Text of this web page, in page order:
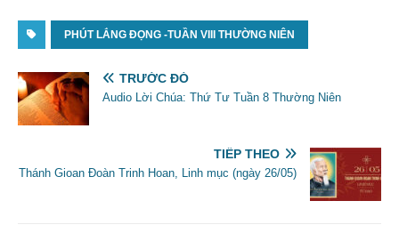
PHÚT LẮNG ĐỌNG -TUẦN VIII THƯỜNG NIÊN
TRƯỚC ĐÓ
Audio Lời Chúa: Thứ Tư Tuần 8 Thường Niên
TIẾP THEO
Thánh Gioan Đoàn Trinh Hoan, Linh mục (ngày 26/05)